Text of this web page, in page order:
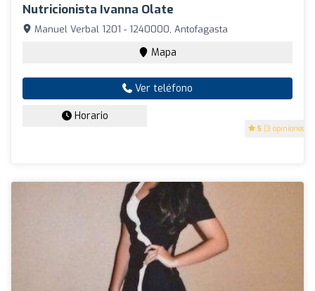
Nutricionista Ivanna Olate
5 (3 opiniones)
Manuel Verbal 1201 - 1240000, Antofagasta
Mapa
Ver teléfono
Horario